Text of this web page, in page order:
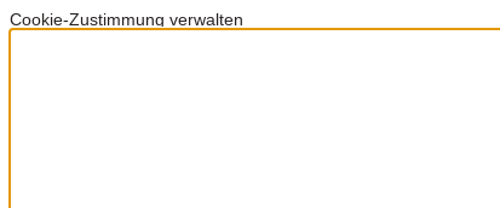
Cookie-Zustimmung verwalten